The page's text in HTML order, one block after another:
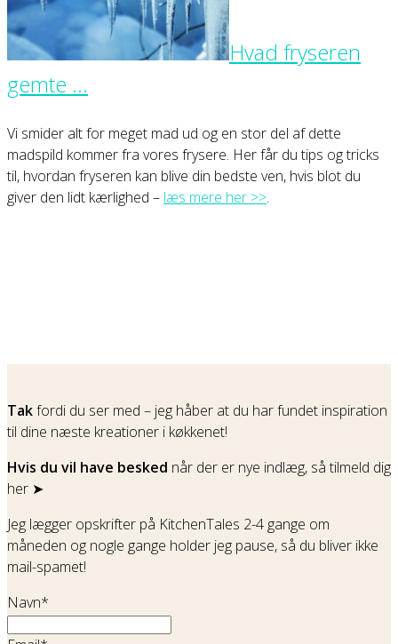
Hvad fryseren
gemte …
Vi smider alt for meget mad ud og en stor del af dette
madspild kommer fra vores frysere. Her får du tips og tricks
til, hvordan fryseren kan blive din bedste ven, hvis blot du
giver den lidt kærlighed – læs mere her >>.
Takfordi du ser med – jeg håber at du har fundet inspiration
til dine næste kreationer i køkkenet!
Hvis du vil have besked når der er nye indlæg, så tilmeld dig
her ➤
Jeg lægger opskrifter på KitchenTales 2-4 gange om
måneden og nogle gange holder jeg pause, så du bliver ikke
mail-spamet!
Navn*